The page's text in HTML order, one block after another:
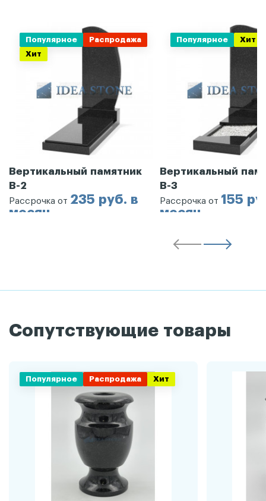
Популярное
Распродажа
Хит
Вертикальный памятник
В-2
Рассрочка от 235 руб. в
месяц
Популярное Хит
Вертикальный
В-3
Рассрочка от 155
месяц
Сопутствующие товары
Популярное Распродажа Хит